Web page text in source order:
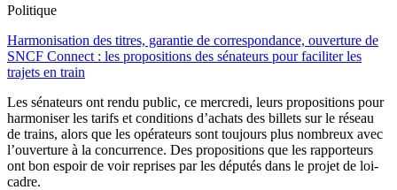
Politique
Harmonisation des titres, garantie de correspondance, ouverture de
SNCF Connect : les propositions des sénateurs pour faciliter les
trajets en train
Les sénateurs ont rendu public, ce mercredi, leurs propositions pour
harmoniser les tarifs et conditions d’achats des billets sur le réseau
de trains, alors que les opérateurs sont toujours plus nombreux avec
l’ouverture à la concurrence. Des propositions que les rapporteurs
ont bon espoir de voir reprises par les députés dans le projet de loi-
cadre.